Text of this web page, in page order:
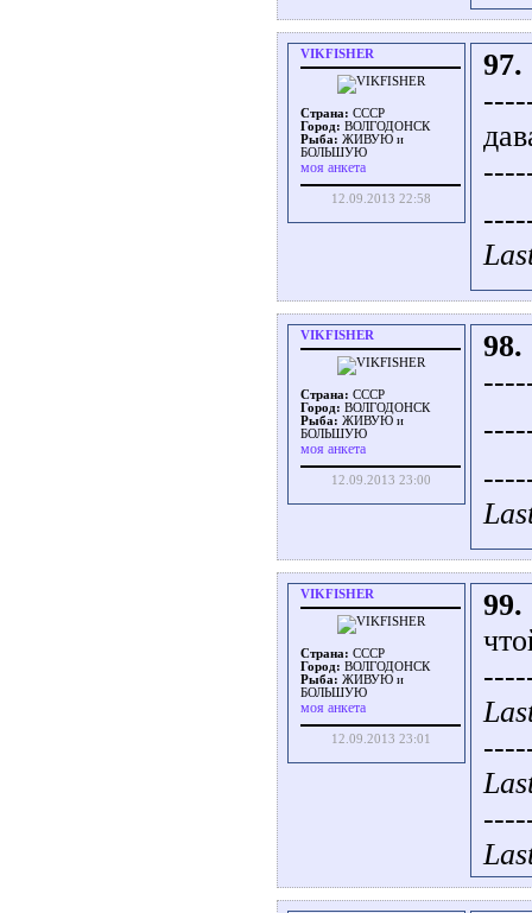
VIKFISHER
Страна: СССР
Город: ВОЛГОДОНСК
Рыба: ЖИВУЮ и
БОЛЬШУЮ
моя анкета
12.09.2013 22:58
97.
VIKFISHER
Страна: СССР
Город: ВОЛГОДОНСК
Рыба: ЖИВУЮ и
БОЛЬШУЮ
моя анкета
12.09.2013 23:00
98.
VIKFISHER
Страна: СССР
Город: ВОЛГОДОНСК
Рыба: ЖИВУЮ и
БОЛЬШУЮ
моя анкета
12.09.2013 23:01
99.